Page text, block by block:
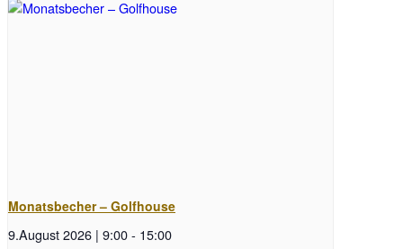
Monatsbecher – Golfhouse
9.August 2026 | 9:00- 15:00